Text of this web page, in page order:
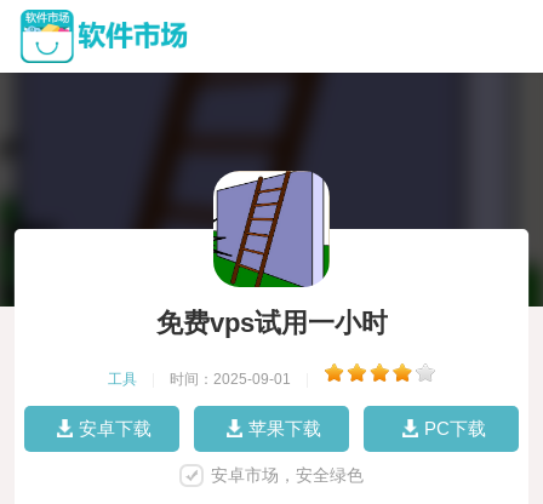
免费vps试用一小时
工具 时间：2025-09-01
安卓下载 苹果下载 PC下载
安卓市场，安全绿色